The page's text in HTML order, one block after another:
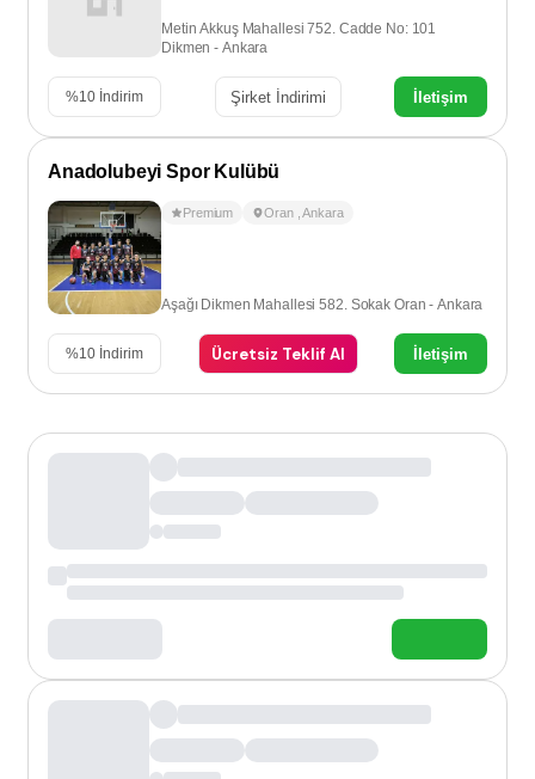
Metin Akkuş Mahallesi 752. Cadde No: 101
Dikmen - Ankara
%10 İndirim Şirket İndirimi İletişim
Anadolubeyi Spor Kulübü
Premium Oran ,Ankara
Aşağı Dikmen Mahallesi 582. Sokak Oran - Ankara
%10 İndirim Ücretsiz Teklif Al İletişim